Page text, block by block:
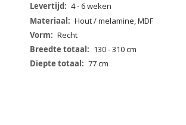
4 - 6 weken
Hout / melamine, MDF
Recht
130 - 310 cm
77 cm